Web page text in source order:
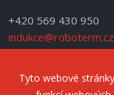
+420 569 430 950
indukce@roboterm.cz
Tyto webové